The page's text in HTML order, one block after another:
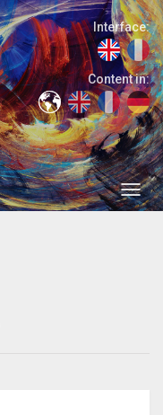
Interface:
Content in: